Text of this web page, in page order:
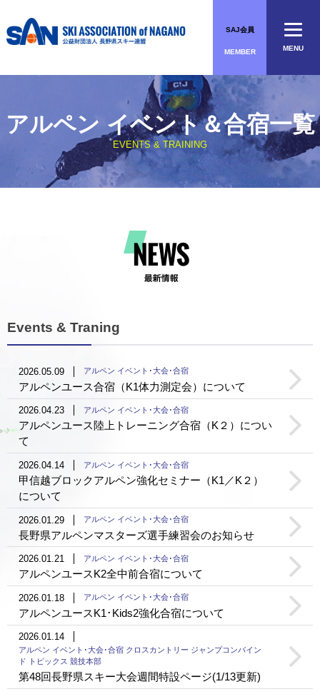
to
content
SAJ会員
MEMBER
アルペン イベント＆合宿一覧
EVENTS & TRAINING
Events & Traning
2026.05.09 アルペン イベント･大会･合宿
アルペンユース合宿（K1体力測定会）について
2026.04.23 アルペン イベント･大会･合宿
アルペンユース陸上トレーニング合宿（K２）につい
て
2026.04.14 アルペン イベント･大会･合宿
甲信越ブロックアルペン強化セミナー（K1／K２）
について
2026.01.29 アルペン イベント･大会･合宿
長野県アルペンマスターズ選手練習会のお知らせ
2026.01.21 アルペン イベント･大会･合宿
アルペンユースK2全中前合宿について
2026.01.18 アルペン イベント･大会･合宿
アルペンユースK1･Kids2強化合宿について
2026.01.14
アルペン イベント･大会･合宿 クロスカントリー ジャンプコンバイン
ド トピックス 競技本部
第48回長野県スキー大会週間特設ページ(1/13更新)
MENU